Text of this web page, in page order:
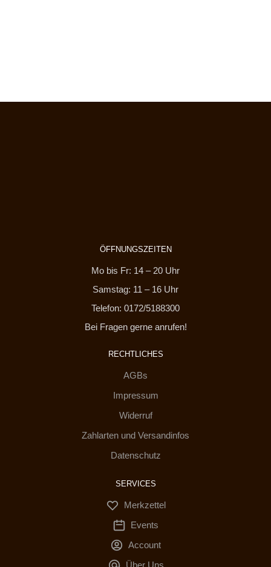
ÖFFNUNGSZEITEN
Mo bis Fr: 14 – 20 Uhr
Samstag: 11 – 16 Uhr
Telefon: 0172/5188300
Bei Fragen gerne anrufen!
RECHTLICHES
AGBs
Impressum
Widerruf
Zahlarten und Versandinfos
Datenschutz
SERVICES
Merkzettel
Events
Account